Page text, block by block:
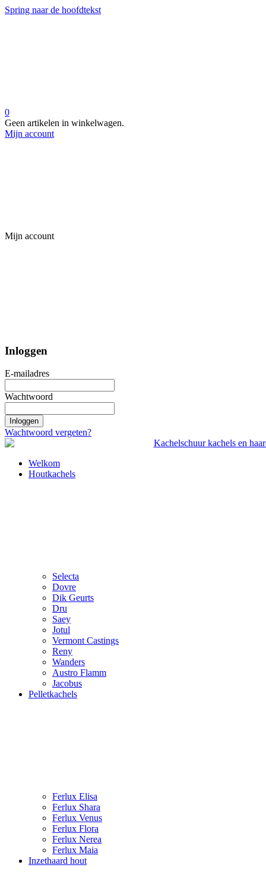
Spring naar de hoofdtekst
0
Geen artikelen in winkelwagen.
Mijn account
Mijn account
Inloggen
E-mailadres
Wachtwoord
Inloggen
Wachtwoord vergeten?
Welkom
Houtkachels
Selecta
Dovre
Dik Geurts
Dru
Saey
Jotul
Vermont Castings
Reny
Wanders
Austro Flamm
Jacobus
Pelletkachels
Ferlux Elisa
Ferlux Shara
Ferlux Venus
Ferlux Flora
Ferlux Nerea
Ferlux Maia
Inzethaard hout